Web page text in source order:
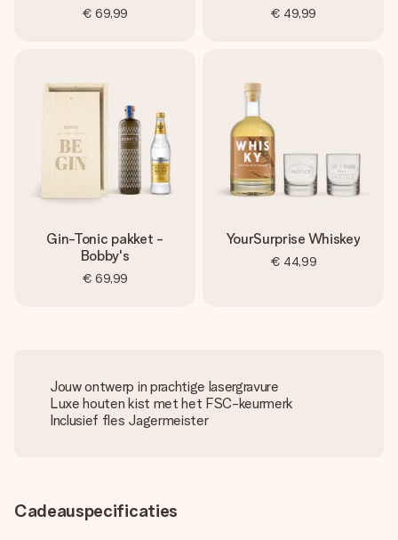
€ 69,99 € 49,99
Gin-Tonic pakket -
Bobby's
€ 69,99
YourSurprise Whiskey
€ 44,99
Jouw ontwerp in prachtige lasergravure
Luxe houten kist met het FSC-keurmerk
Inclusief fles Jagermeister
Cadeauspecificaties